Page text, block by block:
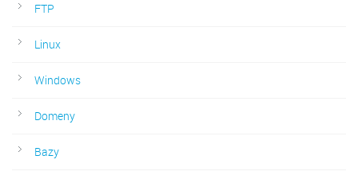
FTP
Linux
Windows
Domeny
Bazy